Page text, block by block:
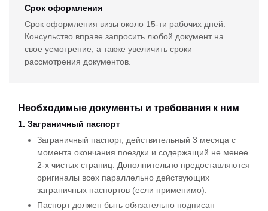
Срок оформления
Срок оформления визы около 15-ти рабочих дней.
Консульство вправе запросить любой документ на
свое усмотрение, а также увеличить сроки
рассмотрения документов.
Необходимые документы и требования к ним
1. Заграничный паспорт
Заграничный паспорт, действительный 3 месяца с
момента окончания поездки и содержащий не менее
2-х чистых страниц. Дополнительно предоставляются
оригиналы всех параллельно действующих
заграничных паспортов (если применимо).
Паспорт должен быть обязательно подписан